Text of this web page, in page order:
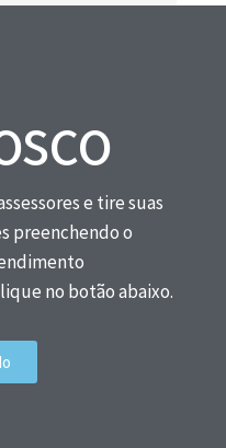
e tire suas
preenchendo o
no botão abaixo.